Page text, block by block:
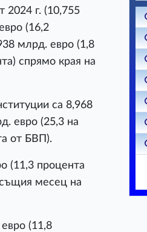
2024 г. (10,755
(16,2
млрд. евро (1,8
спрямо края на
са 8,968
евро (25,3 на
от БВП).
(11,3 процента
месец на
(11,8